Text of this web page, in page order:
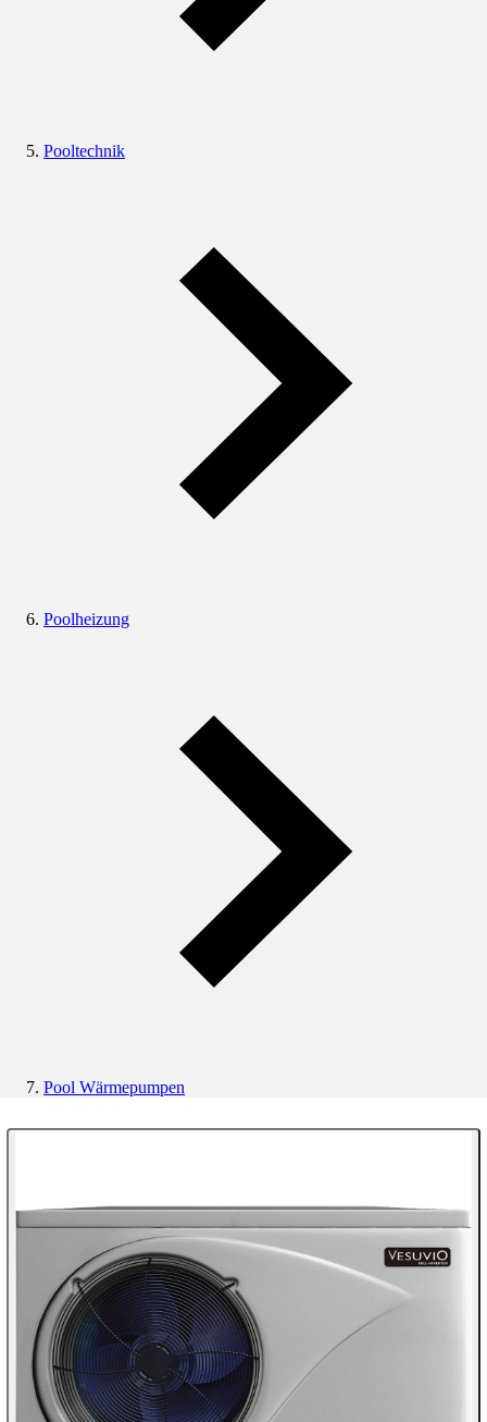
Pooltechnik
Poolheizung
Pool Wärmepumpen